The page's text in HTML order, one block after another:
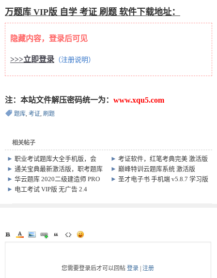
万题库 VIP版 自学 考证 刷题 软件下载地址：
隐藏内容，登录后可见
>>>立即登录 （注册说明）
注：本站文件解压密码统一为： www.xqu5.com
题库, 考证, 刷题
相关帖子
►职业考试题库大全手机版，会
计、工程、医药各种职考
►考证软件，红笔考典完美 激活版
v3.1.0.0
►通关宝典最新激活版，职考题库
专家
►巅峰特训云题库系统 激活版
v8.0.0.0，会计、建工、医学题库
►华云题库 2020二级建造师 PRO
v9.0 全功能版 职考题库软件
►圣才电子书 手机端 v5.8.7 学习版
► 电工考试 VIP版 无广告 2.4
您需要登录后才可以回帖登录 |注册